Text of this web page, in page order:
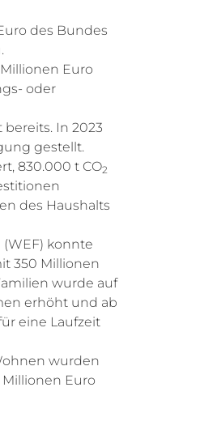
des Bundes
Euro
oder
In 2023
gestellt.
830.000 t CO2
des Haushalts
konnte
350 Millionen
wurde auf
erhöht und ab
eine Laufzeit
wurden
Euro